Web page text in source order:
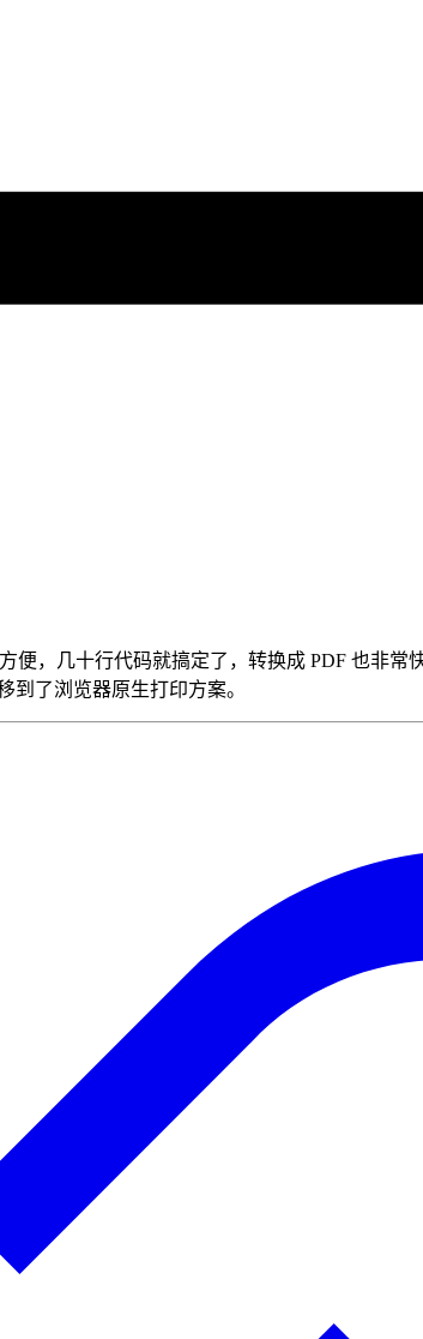
便，几十行代码就搞定了，转换成 PDF 也非
到了浏览器原生打印方案。